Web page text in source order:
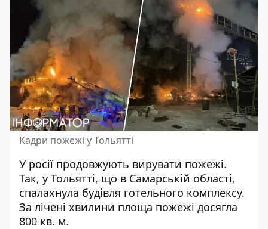
Кадри пожежі у Тольятті
У росії продовжують вирувати пожежі.
Так, у Тольятті, що в Самарській області,
спалахнула будівля готельного комплексу.
За лічені хвилини площа пожежі досягла
800 кв. м.